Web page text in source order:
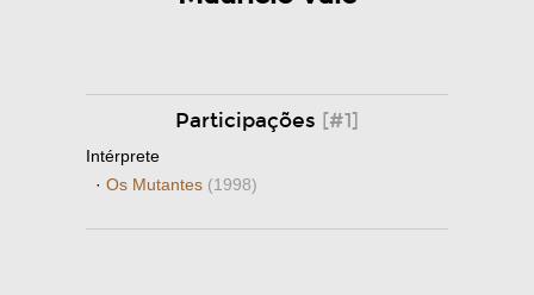
Participações [#1]
Intérprete
· Os Mutantes (1998)